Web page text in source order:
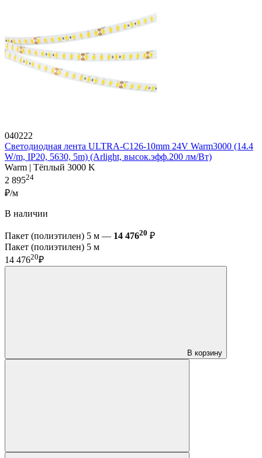
040222
Светодиодная лента ULTRA-C126-10mm 24V Warm3000 (14.4
W/m, IP20, 5630, 5m) (Arlight, высок.эфф.200 лм/Вт)
Warm | Тёплый 3000 K
2 89524
₽/м
В наличии
Пакет (полиэтилен) 5 м — 14 47620 ₽
Пакет (полиэтилен) 5 м
14 47620₽
В корзину